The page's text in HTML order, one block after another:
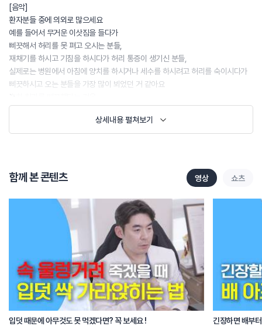
[음악]
환자분들 중에 의외로 많으세요
예를 들어서 무거운 이삿짐을 들다가
삐끗해서 허리를 못 펴고 오시는 분들,
재채기를 하시고 기침을 하시다가 허리 통증이 생기신 분들,
실제로는 병원에서 아침에 양치를 하시거나 세수를 하시려고 허리를 숙이시다가
삐끗하시고 오는 분들을 가장 많이 뵈었던 거 같아요
흔히 허리를 삐끗했다는 것은
대부분 허리, 요추 근육이나 인대가 갑자기 손상되거나
작은 미세한 염자가 생긴 상태라고 볼 수 있어요
허리를 삐끗하고 24시간에서 48시간 이내는 냉찜질이 먼저입니다
이 시기는 염증이 막 생기고 붓고 열이 나는 시기라서
통증을 줄이는 것이 중요해요
그럼 어떻게 하면 좋을까요?
얼음팩 또는 차가운 수건을 사용해
아픈 부위에 10분에서 15분 정도
하루에 두 번에서 세 번 정도 해 주시면 됩니다
조심할 점은 얼음을 직접 피부에 대면 동상처럼 피부 손상이 생길 수 있으니
반드시 수건을 하나 덧대거나
냉찜질 전용 팩을 사용하시는 걸 추천드립니다
그리고 48시간 이후 이제는 온찜질로 바꿔주세요
이틀 정도 지나면 염증은 가라앉고
상세내용 펼쳐보기
함께 본 콘텐츠 영상 쇼츠
입덧 때문에 아무것도 못 먹겠다면? 꼭 보세요 ! 긴장하면 배부